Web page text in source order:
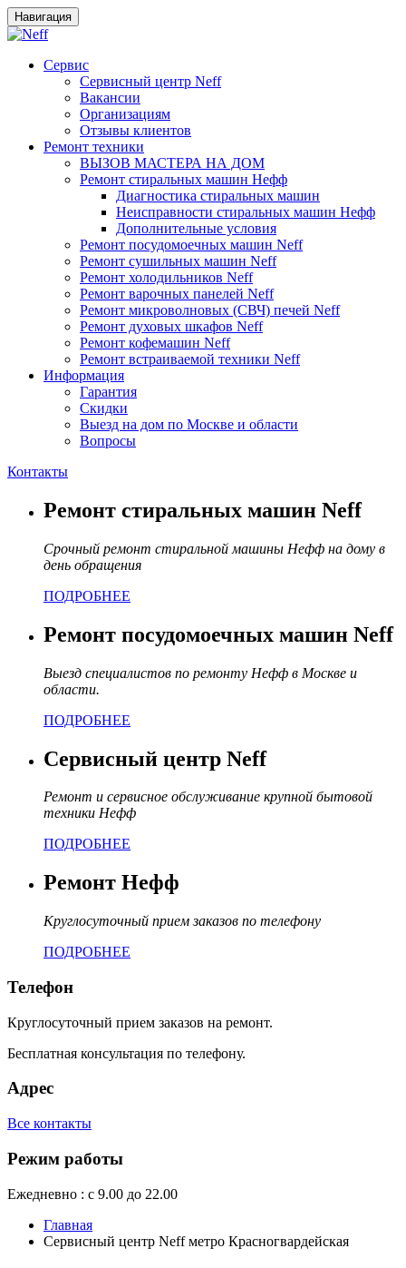
Навигация
Сервис
Сервисный центр Neff
Вакансии
Организациям
Отзывы клиентов
Ремонт техники
ВЫЗОВ МАСТЕРА НА ДОМ
Ремонт стиральных машин Нефф
Диагностика стиральных машин
Неисправности стиральных машин Нефф
Дополнительные условия
Ремонт посудомоечных машин Neff
Ремонт сушильных машин Neff
Ремонт холодильников Neff
Ремонт варочных панелей Neff
Ремонт микроволновых (СВЧ) печей Neff
Ремонт духовых шкафов Neff
Ремонт кофемашин Neff
Ремонт встраиваемой техники Neff
Информация
Гарантия
Скидки
Выезд на дом по Москве и области
Вопросы
Контакты
Ремонт стиральных машин Neff
Срочный ремонт стиральной машины Нефф на дому в
день обращения
ПОДРОБНЕЕ
Ремонт посудомоечных машин Neff
Выезд специалистов по ремонту Нефф в Москве и
области.
ПОДРОБНЕЕ
Сервисный центр Neff
Ремонт и сервисное обслуживание крупной бытовой
техники Нефф
ПОДРОБНЕЕ
Ремонт Нефф
Круглосуточный прием заказов по телефону
ПОДРОБНЕЕ
Телефон
Круглосуточный прием заказов на ремонт.
Бесплатная консультация по телефону.
Адрес
Все контакты
Режим работы
Ежедневно : с 9.00 до 22.00
Главная
Сервисный центр Neff метро Красногвардейская